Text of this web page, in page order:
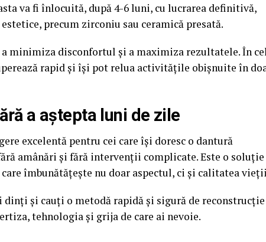
va fi înlocuită, după 4-6 luni, cu lucrarea definitivă,
precum zirconiu sau ceramică presată.
minimiza disconfortul și a maximiza rezultatele. În
rapid și își pot relua activitățile obișnuite în
a aștepta luni de zile
excelentă pentru cei care își doresc o dantură
amânări și fără intervenții complicate. Este o soluție
îmbunătățește nu doar aspectul, ci și calitatea
și cauți o metodă rapidă și sigură de reconstrucție
tehnologia și grija de care ai nevoie.